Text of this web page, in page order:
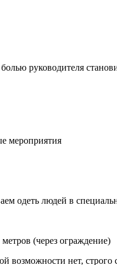
руководителя
мероприятия
одеть людей в
(через ограждение)
возможности нет, строго